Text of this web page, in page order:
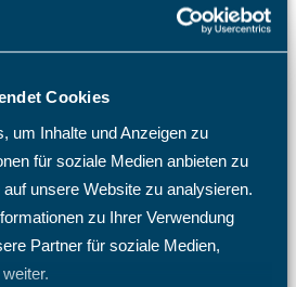
Cookies
um Inhalte und Anzeigen zu
für soziale Medien anbieten zu
unsere Website zu analysieren.
zu Ihrer Verwendung
Partner für soziale Medien,
dem Projekt keine Zeiten
Löschung eines Mitarbeiters?
eines Mitarbeiters bei
an?
52 )